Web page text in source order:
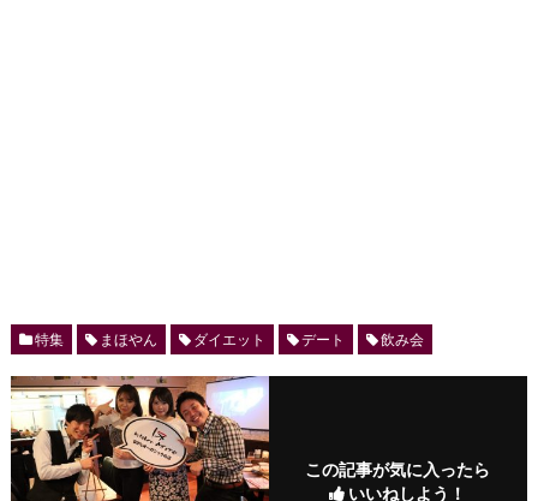
特集 まほやん ダイエット デート 飲み会
この記事が気に入ったら
いいねしよう！